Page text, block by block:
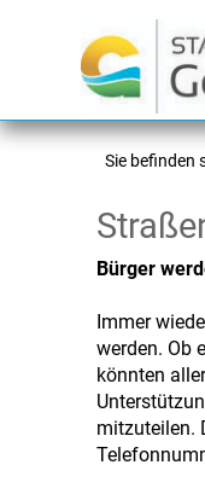
Sie befinden
Bürger
Immer
werden. Ob
könnten
mitzuteilen.